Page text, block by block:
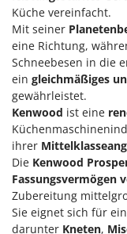
Mähroboter
Manuelle
Mehrzweck-
Minibacköfen
Motorhacken
Motorspritzen
Mulcher für
N
Famag
Famur
FARMER
FBC
Ferrari Group
Ferroni
Ferrua
FIAC
FIEM
Fimar
Küche vereinfacht.
Mit seiner
eine Richtung,
Schneebesen in die
ein gleichmäßiges
gewährleistet.
Kenwood ist eine
ihrer
Die Kenwood
Fassungsvermögen
Zubereitung
Sie eignet sich für
darunter Kneten,